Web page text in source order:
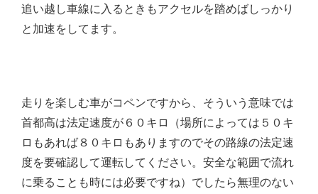
追い越し車線に入るときもアクセルを踏めばしっかり
と加速をしてます。
走りを楽しむ車がコペンですから、そういう意味では
首都高は法定速度が６０キロ（場所によっては５０キ
ロもあれば８０キロもありますのでその路線の法定速
度を要確認して運転してください。安全な範囲で流れ
に乗ることも時には必要ですね）でしたら無理のない